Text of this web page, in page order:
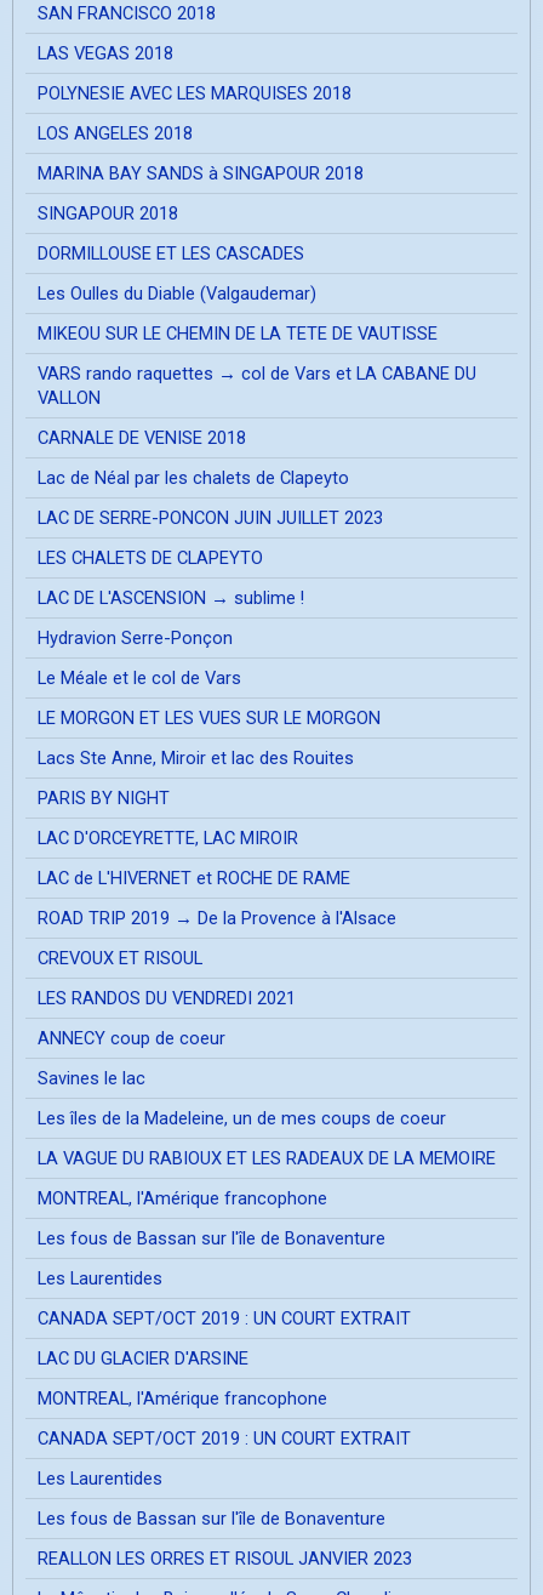
SAN FRANCISCO 2018
LAS VEGAS 2018
POLYNESIE AVEC LES MARQUISES 2018
LOS ANGELES 2018
MARINA BAY SANDS à SINGAPOUR 2018
SINGAPOUR 2018
DORMILLOUSE ET LES CASCADES
Les Oulles du Diable (Valgaudemar)
MIKEOU SUR LE CHEMIN DE LA TETE DE VAUTISSE
VARS rando raquettes → col de Vars et LA CABANE DU
VALLON
CARNALE DE VENISE 2018
Lac de Néal par les chalets de Clapeyto
LAC DE SERRE-PONCON JUIN JUILLET 2023
LES CHALETS DE CLAPEYTO
LAC DE L'ASCENSION → sublime !
Hydravion Serre-Ponçon
Le Méale et le col de Vars
LE MORGON ET LES VUES SUR LE MORGON
Lacs Ste Anne, Miroir et lac des Rouites
PARIS BY NIGHT
LAC D'ORCEYRETTE, LAC MIROIR
LAC de L'HIVERNET et ROCHE DE RAME
ROAD TRIP 2019 → De la Provence à l'Alsace
CREVOUX ET RISOUL
LES RANDOS DU VENDREDI 2021
ANNECY coup de coeur
Savines le lac
Les îles de la Madeleine, un de mes coups de coeur
LA VAGUE DU RABIOUX ET LES RADEAUX DE LA MEMOIRE
MONTREAL, l'Amérique francophone
Les fous de Bassan sur l'île de Bonaventure
Les Laurentides
CANADA SEPT/OCT 2019 : UN COURT EXTRAIT
LAC DU GLACIER D'ARSINE
MONTREAL, l'Amérique francophone
CANADA SEPT/OCT 2019 : UN COURT EXTRAIT
Les Laurentides
Les fous de Bassan sur l'île de Bonaventure
REALLON LES ORRES ET RISOUL JANVIER 2023